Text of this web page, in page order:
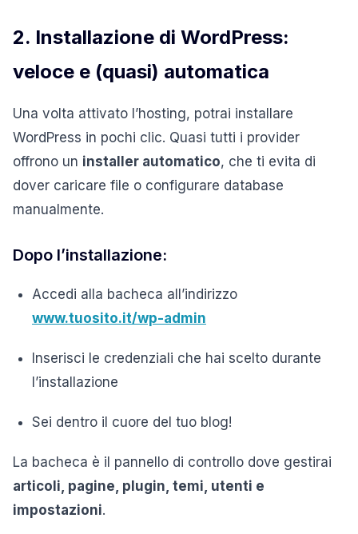
2. Installazione di WordPress:
veloce e (quasi) automatica
Una volta attivato l’hosting, potrai installare
WordPress in pochi clic. Quasi tutti i provider
offrono un installer automatico, che ti evita di
dover caricare file o configurare database
manualmente.
Dopo l’installazione:
Accedi alla bacheca all’indirizzo
www.tuosito.it/wp-admin
Inserisci le credenziali che hai scelto durante
l’installazione
Sei dentro il cuore del tuo blog!
La bacheca è il pannello di controllo dove gestirai
articoli, pagine, plugin, temi, utenti e
impostazioni.